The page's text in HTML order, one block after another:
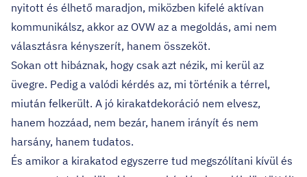
nyitott és élhető maradjon, miközben kifelé aktívan
kommunikálsz, akkor az OVW az a megoldás, ami nem
választásra kényszerít, hanem összeköt.
Sokan ott hibáznak, hogy csak azt nézik, mi kerül az
üvegre. Pedig a valódi kérdés az, mi történik a térrel,
miután felkerült. A jó kirakatdekoráció nem elvesz,
hanem hozzáad, nem bezár, hanem irányít és nem
harsány, hanem tudatos.
És amikor a kirakatod egyszerre tud megszólítani kívül és